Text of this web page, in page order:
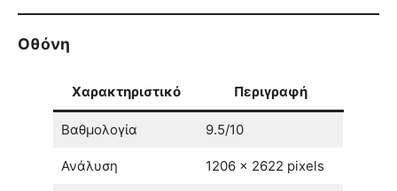
Οθόνη
Χαρακτηριστικό Περιγραφή
Βαθμολογία 9.5/10
Ανάλυση 1206 x 2622 pixels